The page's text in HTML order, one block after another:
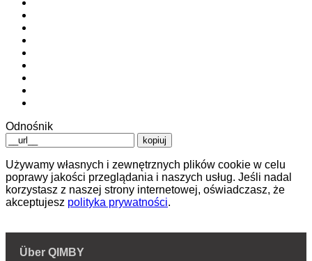
Odnośnik
kopiuj
Używamy własnych i zewnętrznych plików cookie w celu
poprawy jakości przeglądania i naszych usług. Jeśli nadal
korzystasz z naszej strony internetowej, oświadczasz, że
akceptujesz polityka prywatności.
Über QIMBY